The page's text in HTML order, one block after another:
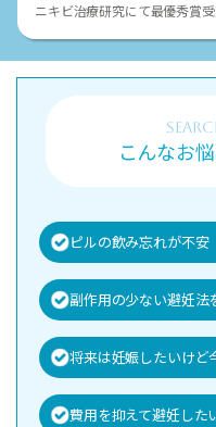
ニキビ治療研究にて最優秀賞
こんなお
ピルの飲み忘れが不安
副作用の少ない避妊法
将来は妊娠したいけど
費用を抑えて避妊した